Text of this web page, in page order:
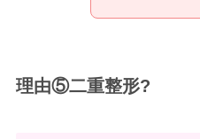
理由⑤二重整形?